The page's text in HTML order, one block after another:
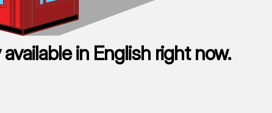
in English right now.